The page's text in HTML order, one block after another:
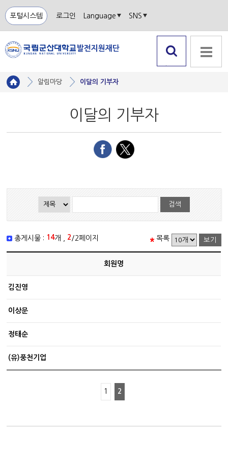
포털시스템 로그인 Language SNS
알림마당 이달의 기부자
이달의 기부자
총게시물 : 14개 , 2/2페이지 목록
회원명
김진영
이상문
정태순
(유)풍천기업
1 2